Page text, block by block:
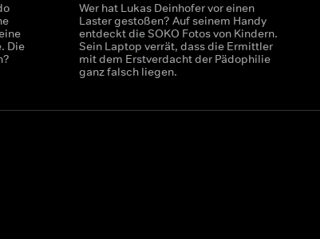
Die
Wer hat Lukas Deinhofer vor einen
Laster gestoßen? Auf seinem Handy
entdeckt die SOKO Fotos von Kindern.
Sein Laptop verrät, dass die Ermittler
mit dem Erstverdacht der Pädophilie
ganz falsch liegen.